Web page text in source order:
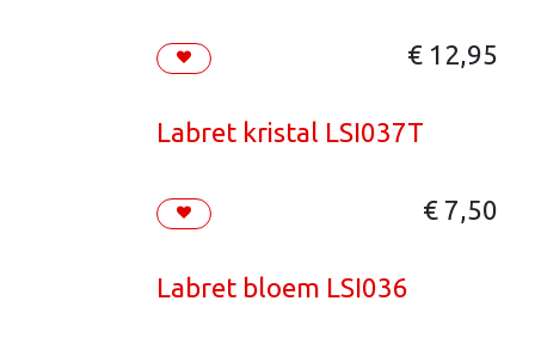
€ 12,95
Labret kristal LSI037T
€ 7,50
Labret bloem LSI036